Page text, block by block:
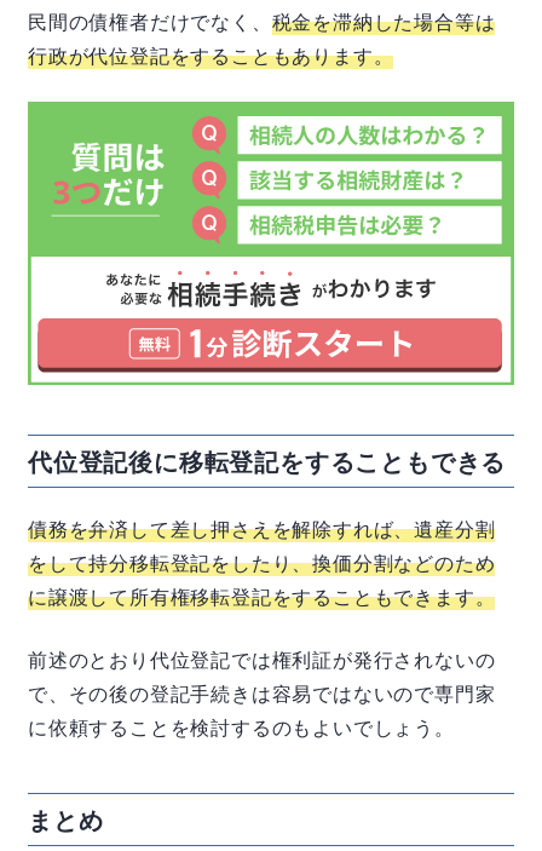
民間の債権者だけでなく、 税金を滞納した場合等は
行政が代位登記をすることもあります。
代位登記後に移転登記をすることもできる
債務を弁済して差し押さえを解除すれば、遺産分割
をして持分移転登記をしたり、換価分割などのため
に譲渡して所有権移転登記をすることもできます。
前述のとおり代位登記では権利証が発行されないの
で、その後の登記手続きは容易ではないので専門家
に依頼することを検討するのもよいでしょう。
まとめ